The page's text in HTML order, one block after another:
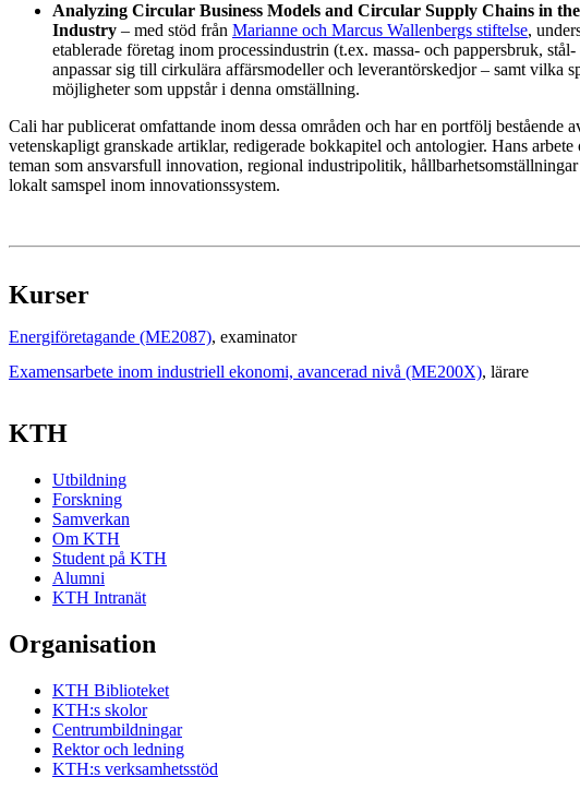
Analyzing Circular Business Models and Circular Supply Chains in the
Industry – med stöd från Marianne och Marcus Wallenbergs stiftelse,
etablerade företag inom processindustrin (t.ex. massa- och pappersbruk,
anpassar sig till cirkulära affärsmodeller och leverantörskedjor – samt vilka
möjligheter som uppstår i denna omställning.
Cali har publicerat omfattande inom dessa områden och har en portfölj bestående
vetenskapligt granskade artiklar, redigerade bokkapitel och antologier. Hans arbete
teman som ansvarsfull innovation, regional industripolitik,
lokalt samspel inom innovationssystem.
Kurser
Energiföretagande (ME2087), examinator
Examensarbete inom industriell ekonomi, avancerad nivå (ME200X), lärare
KTH
Utbildning
Forskning
Samverkan
Om KTH
Student på KTH
Alumni
KTH Intranät
Organisation
KTH Biblioteket
KTH:s skolor
Centrumbildningar
Rektor och ledning
KTH:s verksamhetsstöd